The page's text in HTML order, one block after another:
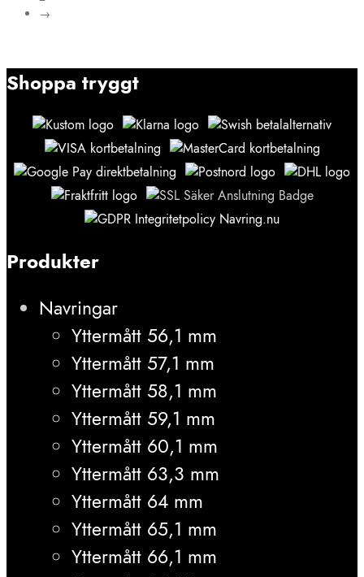
→
Shoppa tryggt
Produkter
Navringar
Yttermått 56,1 mm
Yttermått 57,1 mm
Yttermått 58,1 mm
Yttermått 59,1 mm
Yttermått 60,1 mm
Yttermått 63,3 mm
Yttermått 64 mm
Yttermått 65,1 mm
Yttermått 66,1 mm